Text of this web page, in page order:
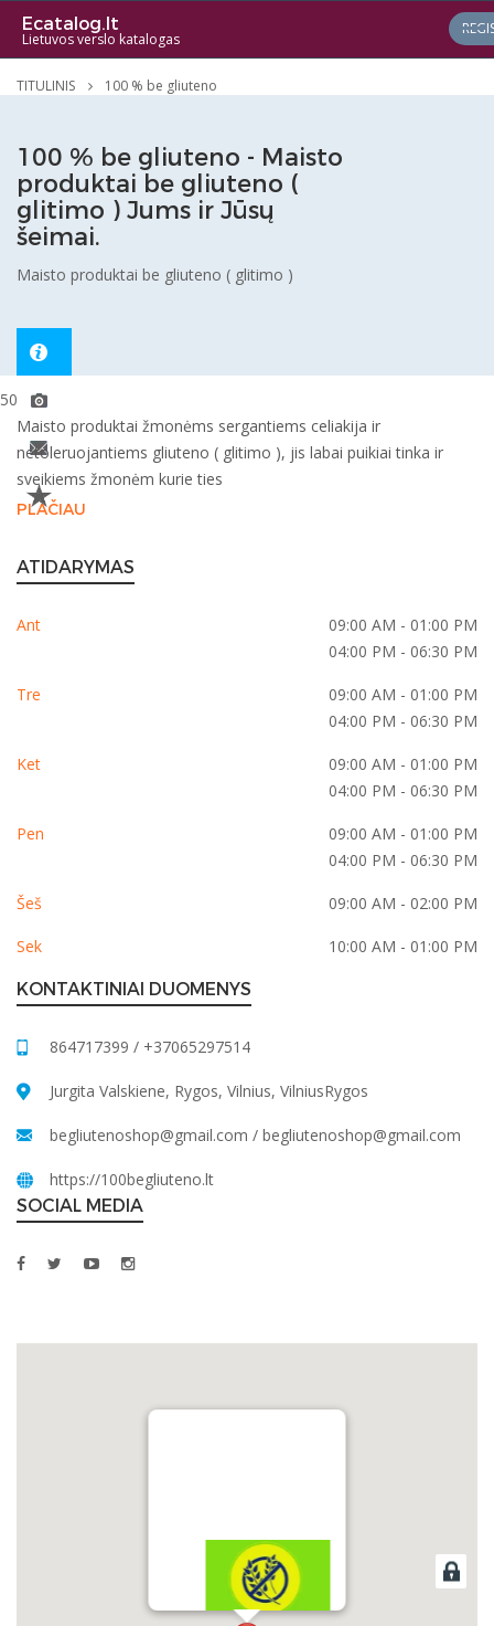
Ecatalog.lt
Lietuvos verslo katalogas
TITULINIS 100 % be gliuteno
100 % be gliuteno - Maisto
produktai be gliuteno (
glitimo ) Jums ir Jūsų
šeimai.
Maisto produktai be gliuteno ( glitimo )
5004
Maisto produktai žmonėms sergantiems celiakija ir
netoleruojantiems gliuteno ( glitimo ), jis labai puikiai tinka ir
sveikiems žmonėm kurie ties
PLAČIAU
ATIDARYMAS
Ant
09:00 AM - 01:00 PM
04:00 PM - 06:30 PM
Tre
09:00 AM - 01:00 PM
04:00 PM - 06:30 PM
Ket
09:00 AM - 01:00 PM
04:00 PM - 06:30 PM
Pen
09:00 AM - 01:00 PM
04:00 PM - 06:30 PM
Šeš 09:00 AM - 02:00 PM
Sek 10:00 AM - 01:00 PM
KONTAKTINIAI DUOMENYS
864717399 / +37065297514
Jurgita Valskiene, Rygos, Vilnius, VilniusRygos
begliutenoshop@gmail.com / begliutenoshop@gmail.com
https://100begliuteno.lt
SOCIAL MEDIA